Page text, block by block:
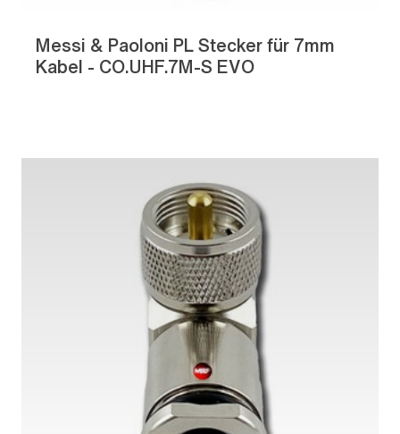
Messi & Paoloni PL Stecker für 7mm
Kabel - CO.UHF.7M-S EVO